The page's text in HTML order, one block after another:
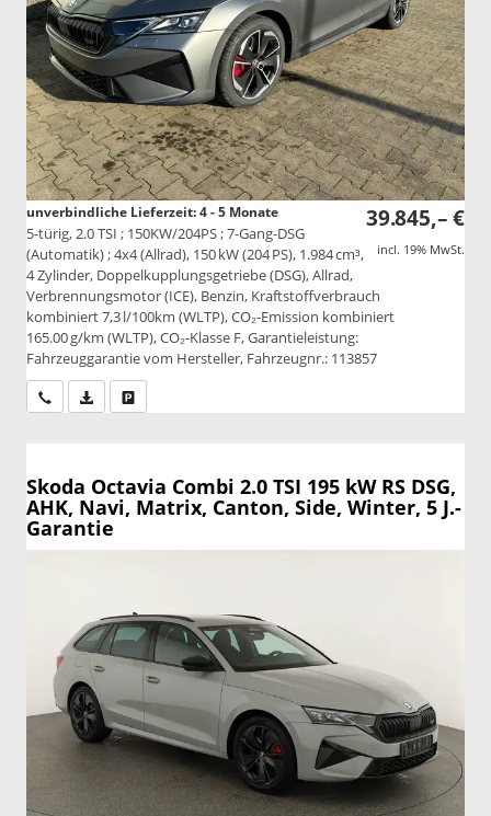
39.845,– €
incl. 19% MwSt.
unverbindliche Lieferzeit: 4 - 5 Monate
5-türig, 2.0 TSI ; 150KW/204PS ; 7-Gang-DSG
(Automatik) ; 4x4 (Allrad), 150 kW (204 PS), 1.984 cm³,
4 Zylinder, Doppelkupplungsgetriebe (DSG), Allrad,
Verbrennungsmotor (ICE), Benzin, Kraftstoffverbrauch
kombiniert 7,3 l/100km (WLTP), CO₂-Emission kombiniert
165.00 g/km (WLTP), CO₂-Klasse F, Garantieleistung:
Fahrzeuggarantie vom Hersteller, Fahrzeugnr.: 113857
Wir rufen Sie anPDF-Datei, Fahrzeugexposé drucken
Skoda Octavia Combi 2.0 TSI 195 kW RS DSG,
AHK, Navi, Matrix, Canton, Side, Winter, 5 J.-
Garantie